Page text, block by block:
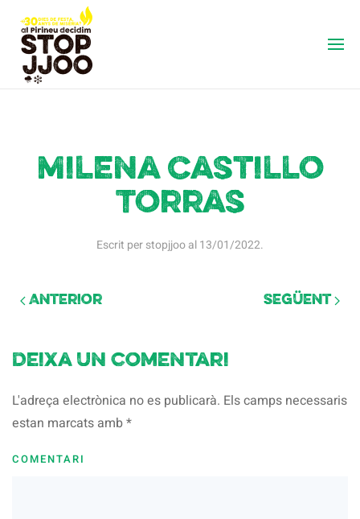
Milena Castillo
Torras
Escrit perstopjjooal13/01/2022.
Anterior Següent
Deixa un comentari
L'adreça electrònica no es publicarà. Els camps necessaris
estan marcats amb*
COMENTARI